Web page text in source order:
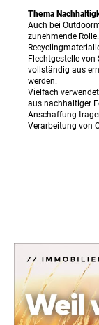
Thema
Auch bei
zunehmende
Flechtgestelle
vollständig aus
werden.
Vielfach
aus nachhaltiger
Anschaffung
Verarbeitung von